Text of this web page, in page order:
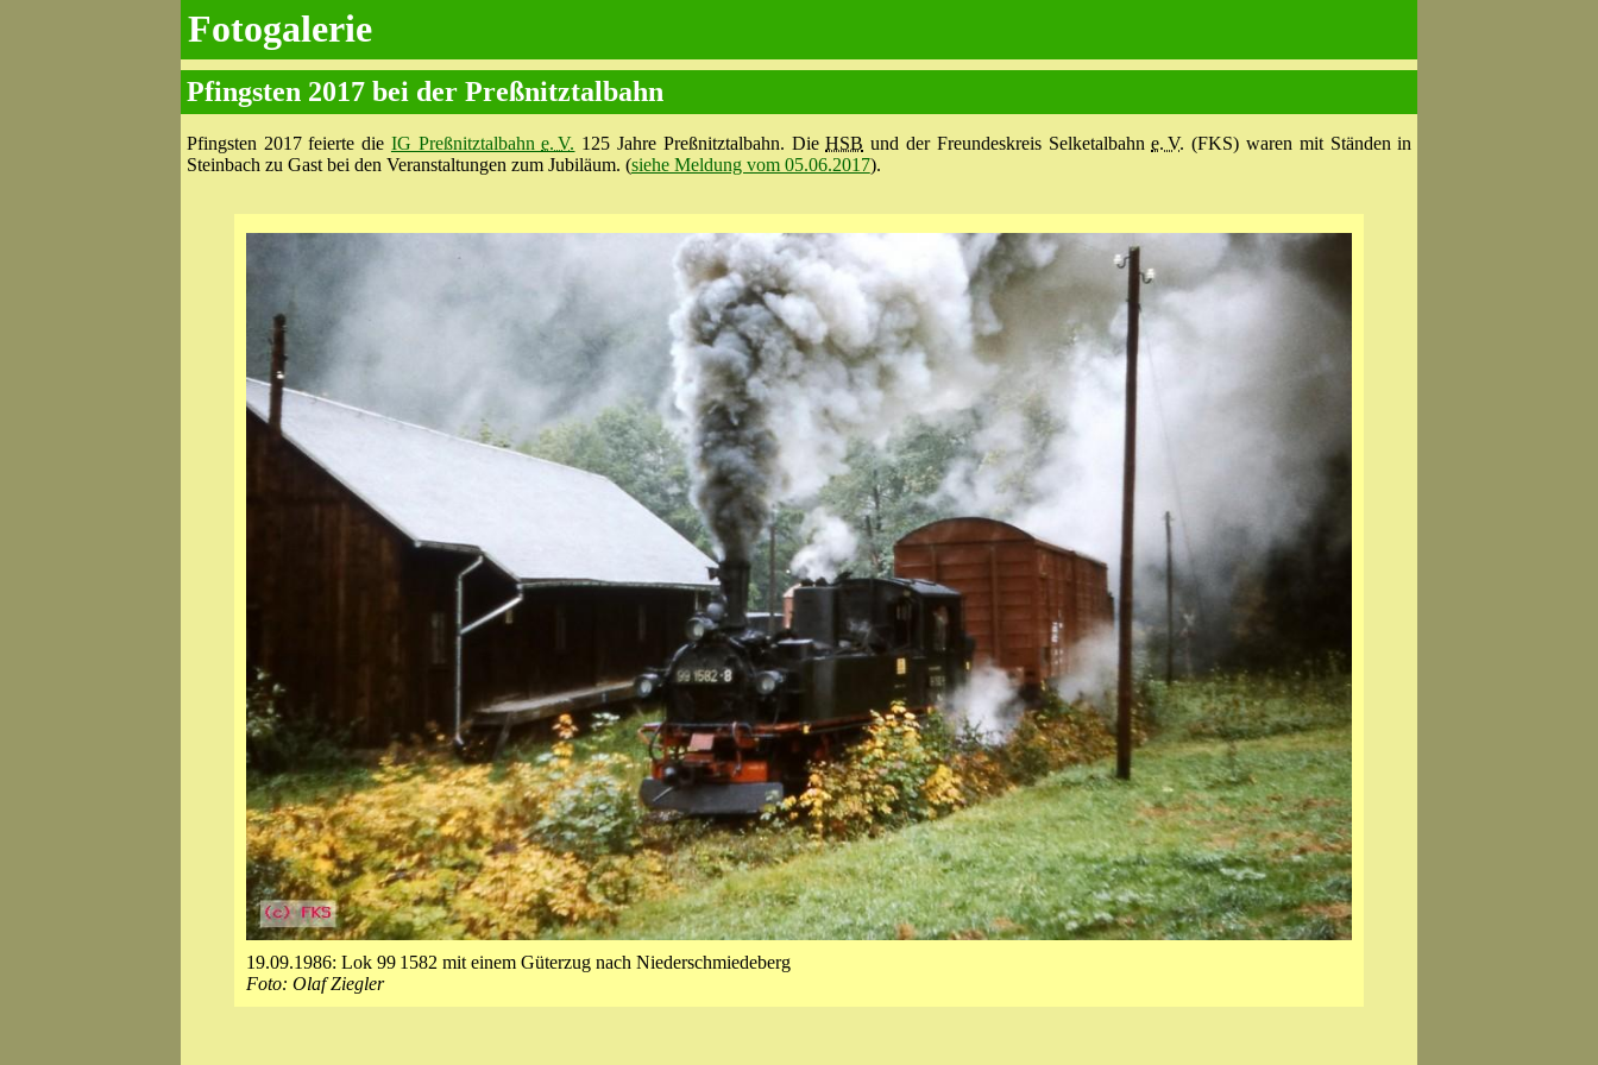
Fotogalerie
Pfingsten 2017 bei der Preßnitztalbahn
Pfingsten 2017 feierte die IG Preßnitztalbahne. V. 125 Jahre Preßnitztalbahn. DieHSB und der Freundes­kreis Selketal­bahne. V. (FKS) waren mit Ständen in
Steinbach zu Gast bei den Veranstal­tungen zum Jubiläum. (siehe Meldung vom 05.06.2017).
19.09.1986: Lok 99 1582 mit einem Güter­zug nach Niederschmiedeberg
Foto: Olaf Ziegler